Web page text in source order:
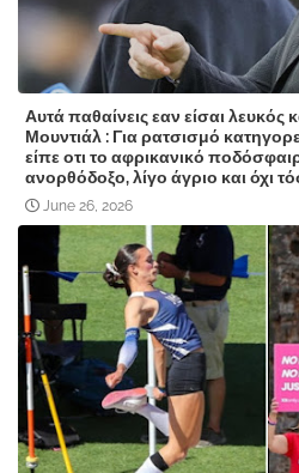
Αυτά παθαίνεις εαν είσαι λευκός
Μουντιάλ : Για ρατσισμό
είπε οτι το αφρικανικό
ανορθόδοξο, λίγο άγριο και όχι
June 26, 2026